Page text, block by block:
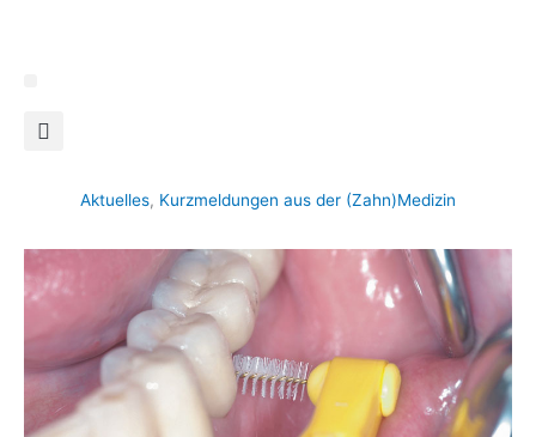
Aktuelles, Kurzmeldungen aus der (Zahn)Medizin